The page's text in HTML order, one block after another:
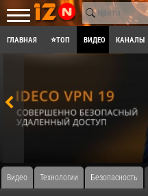
ГЛАВНАЯ ⭐ТОП ВИДЕО КАНАЛЫ
Видео Технологии Безопасность